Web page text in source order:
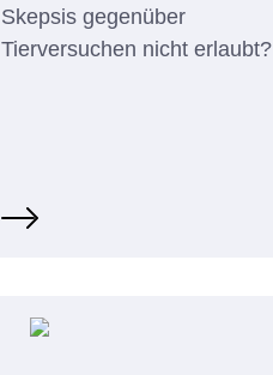
Skepsis gegenüber
Tierversuchen nicht erlaubt?